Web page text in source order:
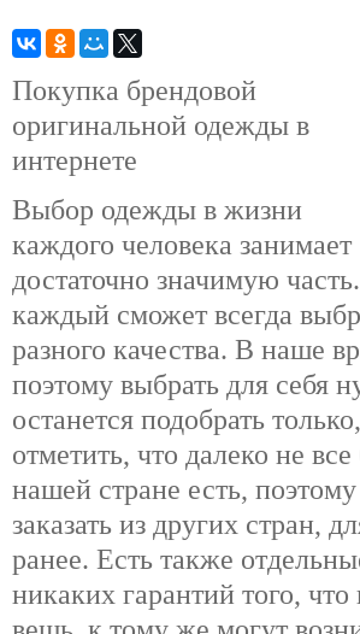
Покупка брендовой
оригинальной одежды в
интернете
Выбор одежды в жизни
каждого человека занимает
достаточно значимую
каждый сможет всегда
разного качества. В наше
поэтому выбрать для себя
останется подобрать
отметить, что далеко не
нашей стране есть,
заказать из других стран,
ранее. Есть также
никаких гарантий того,